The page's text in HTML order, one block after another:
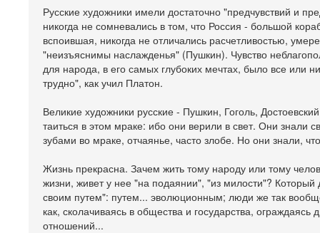
Русские художники имели достаточно "предчувствий и
никогда не сомневались в том, что Россия - большой
вспоившая, никогда не отличались расчетливостью,
"неизъяснимы наслажденья" (Пушкин). Чувство
для народа, в его самых глубоких мечтах, было все или
трудно", как учил Платон.
Великие художники русские - Пушкин, Гоголь,
таиться в этом мраке: ибо они верили в свет. Они знали
зубами во мраке, отчаянье, часто злобе. Но они знали,
Жизнь прекрасна. Зачем жить тому народу или тому
жизни, живет у нее "на подаянии", "из милости"?
своим путем": путем... эволюционным; люди же так
как, сколачиваясь в общества и государства,
отношений...